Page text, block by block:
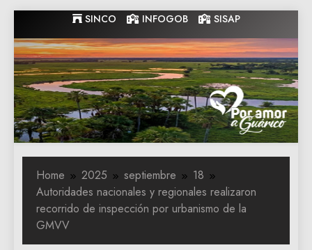
to
content
SINCO INFOGOB SISAP
Gobernacion
de Guarico
Gobernacion de Guarico
Home 2025 septiembre
18
Autoridades nacionales y regionales realizaron
recorrido de inspección por urbanismo de la
GMVV